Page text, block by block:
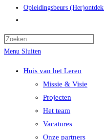
Opleidingsbeurs
Menu Sluiten
Huis van het Leren
Missie & Visie
Projecten
Het team
Vacatures
Onze partners